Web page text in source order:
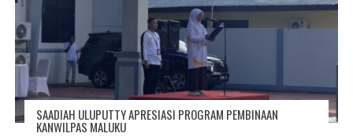
SAADIAH ULUPUTTY APRESIASI PROGRAM PEMBINAAN
KANWILPAS MALUKU